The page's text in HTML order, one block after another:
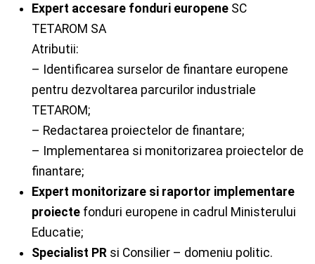
Expert accesare fonduri europene SC
TETAROM SA
Atributii:
– Identificarea surselor de finantare europene
pentru dezvoltarea parcurilor industriale
TETAROM;
– Redactarea proiectelor de finantare;
– Implementarea si monitorizarea proiectelor de
finantare;
Expert monitorizare si raportor implementare
proiecte fonduri europene in cadrul Ministerului
Educatie;
Specialist PR si Consilier – domeniu politic.